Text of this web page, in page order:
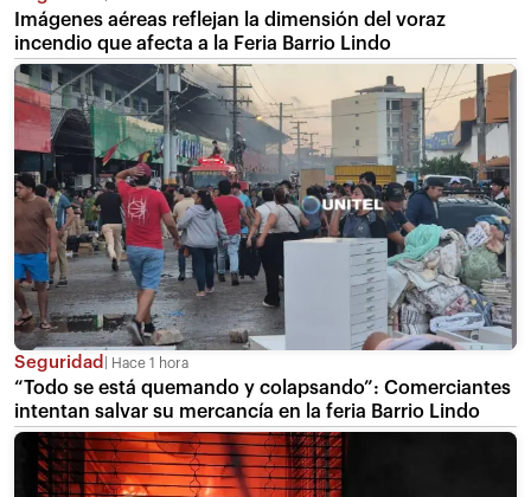
Imágenes aéreas reflejan la dimensión del voraz
incendio que afecta a la Feria Barrio Lindo
Seguridad Hace 1 hora
“Todo se está quemando y colapsando”: Comerciantes
intentan salvar su mercancía en la feria Barrio Lindo